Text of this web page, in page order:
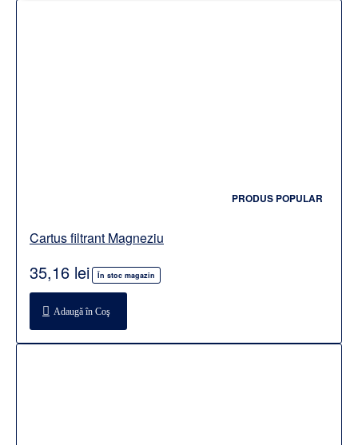
PRODUS POPULAR
Cartus filtrant Magneziu
În stoc magazin
35,16 lei
Adaugă în Coş